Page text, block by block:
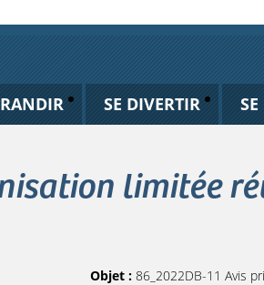
SE DIVERTIR
limitée
Objet : 86_2022DB-11 Avis